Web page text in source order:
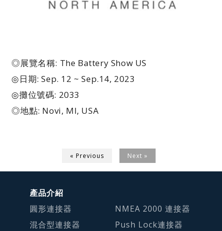
◎展覽名稱: The Battery Show US
◎日期: Sep. 12 ~ Sep.14, 2023
◎攤位號碼: 2033
◎地點: Novi, MI, USA
« Previous Next »
產品介紹
圓形連接器
混合型連接器
NMEA 2000 連接器
Push Lock連接器